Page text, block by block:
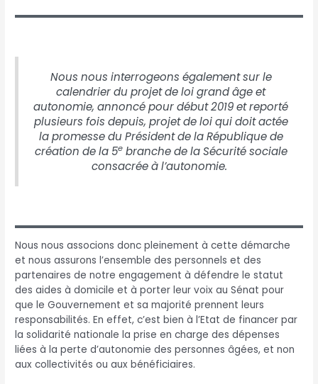
Nous nous interrogeons également sur le
calendrier du projet de loi grand âge et
autonomie, annoncé pour début 2019 et reporté
plusieurs fois depuis, projet de loi qui doit actée
la promesse du Président de la République de
création de la 5ebranche de la Sécurité sociale
consacrée à l’autonomie.
Nous nous associons donc pleinement à cette démarche
et nous assurons l’ensemble des personnels et des
partenaires de notre engagement à défendre le statut
des aides à domicile et à porter leur voix au Sénat pour
que le Gouvernement et sa majorité prennent leurs
responsabilités. En effet, c’est bien à l’Etat de financer par
la solidarité nationale la prise en charge des dépenses
liées à la perte d’autonomie des personnes âgées, et non
aux collectivités ou aux bénéficiaires.